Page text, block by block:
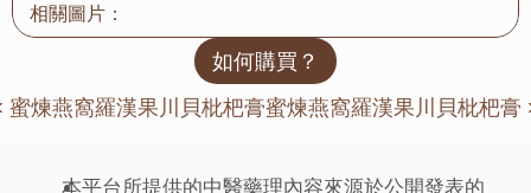
相關圖片：
如何購買？
蜜煉燕窩羅漢果川貝枇杷膏蜜煉燕窩羅漢果川貝枇杷膏
本平台所提供的中醫藥理內容來源於公開發表的